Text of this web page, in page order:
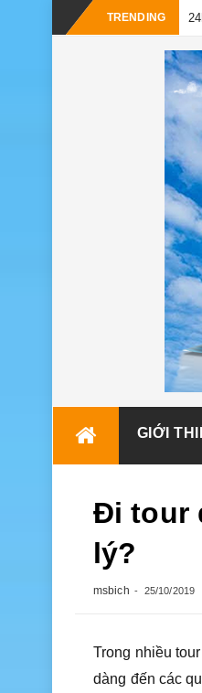
TRENDING -
GIỚI
Đi tour
lý?
msbich 25/10/2019
Trong nhiều
dàng đến các